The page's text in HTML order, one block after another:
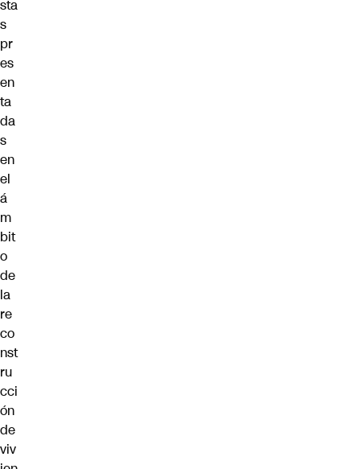
sta
s
pr
es
en
ta
da
s
en
el
á
m
bit
o
de
la
re
co
nst
ru
cci
ón
de
viv